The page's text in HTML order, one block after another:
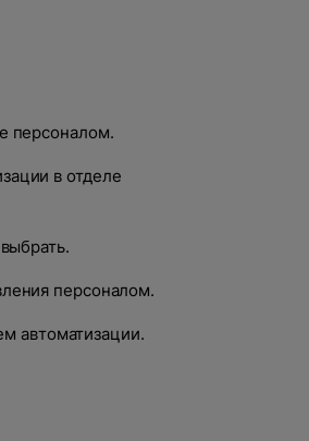
персоналом.
в отделе
персоналом.
автоматизации.